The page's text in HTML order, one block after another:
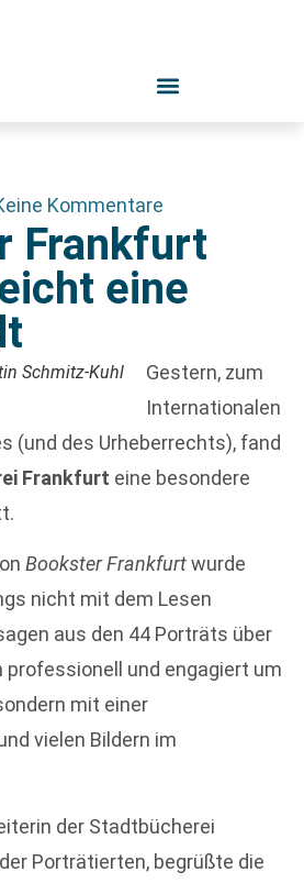
Kommentare
Frankfurt
eine
Schmitz-Kuhl
Gestern, zum
Internationalen
(und des Urheberrechts), fand
Frankfurt eine besondere
Bookster Frankfurtwurde
nicht mit dem Lesen
aus den 44 Porträts über
professionell und engagiert um
mit einer
vielen Bildern im
der Stadtbücherei
Porträtierten, begrüßte die